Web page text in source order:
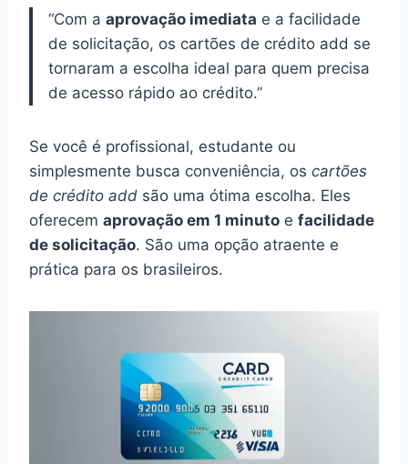
“Com a aprovação imediata e a facilidade
de solicitação, os cartões de crédito add se
tornaram a escolha ideal para quem precisa
de acesso rápido ao crédito.”
Se você é profissional, estudante ou
simplesmente busca conveniência, os cartões
de crédito add são uma ótima escolha. Eles
oferecem aprovação em 1 minuto e facilidade
de solicitação. São uma opção atraente e
prática para os brasileiros.